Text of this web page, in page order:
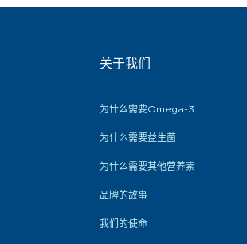
关于我们
为什么需要Omega-3
为什么需要益生菌
为什么需要其他营养素
品牌的故事
我们的使命